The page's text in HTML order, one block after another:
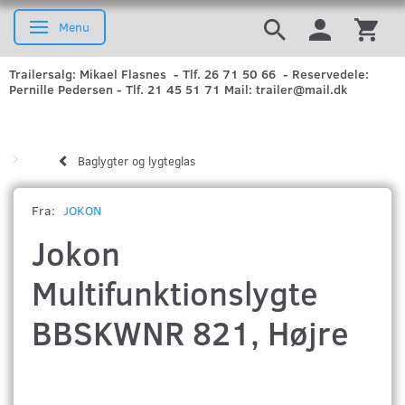
Skifte navigation
Menu
Trailersalg: Mikael Flasnes - Tlf. 26 71 50 66 - Reservedele:
Pernille Pedersen - Tlf. 21 45 51 71 Mail: trailer@mail.dk
Baglygter og lygteglas
Fra: JOKON
Jokon
Multifunktionslygte
BBSKWNR 821, Højre